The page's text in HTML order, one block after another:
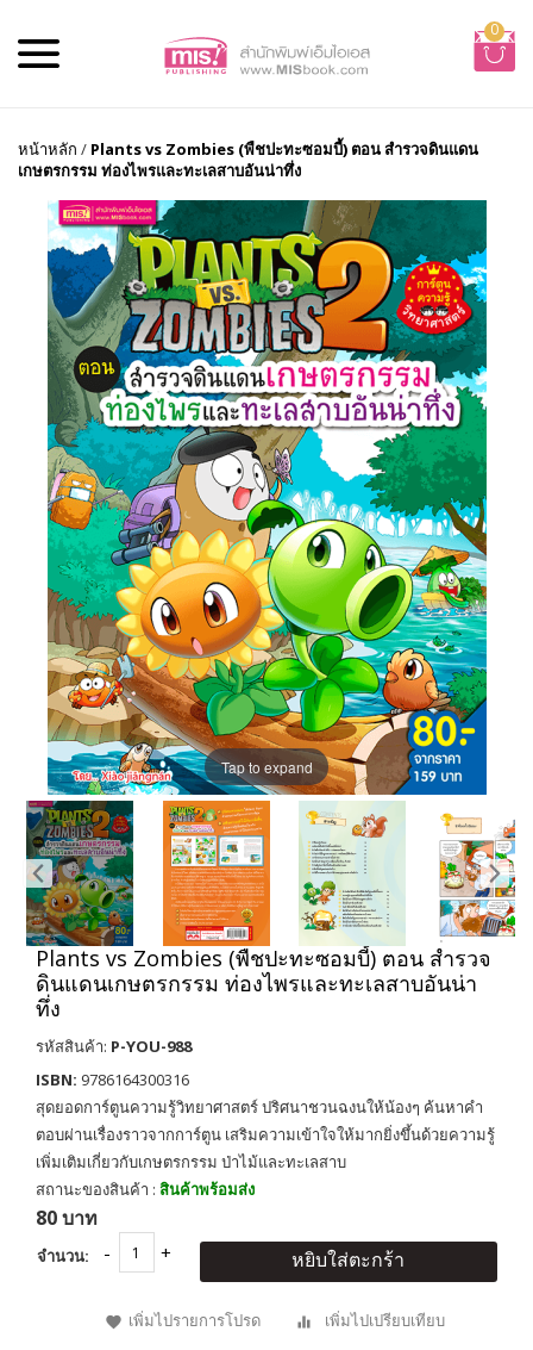
0
หน้าหลัก / Plants vs Zombies (พืชปะทะซอมบี้) ตอน สำรวจดินแดน
เกษตรกรรม ท่องไพรและทะเลสาบอันน่าทึ่ง
Tap to expand
Plants vs Zombies (พืชปะทะซอมบี้) ตอน สำรวจ
ดินแดนเกษตรกรรม ท่องไพรและทะเลสาบอันน่า
ทึ่ง
รหัสสินค้า: P-YOU-988
ISBN: 9786164300316
สุดยอดการ์ตูนความรู้วิทยาศาสตร์ ปริศนาชวนฉงนให้น้องๆ ค้นหาคำ
ตอบผ่านเรื่องราวจากการ์ตูน เสริมความเข้าใจให้มากยิ่งขึ้นด้วยความรู้
เพิ่มเติมเกี่ยวกับเกษตรกรรม ป่าไม้และทะเลสาบ
สถานะของสินค้า : สินค้าพร้อมส่ง
80 บาท
จำนวน: หยิบใส่ตะกร้า
เพิ่มไปรายการโปรด เพิ่มไปเปรียบเทียบ